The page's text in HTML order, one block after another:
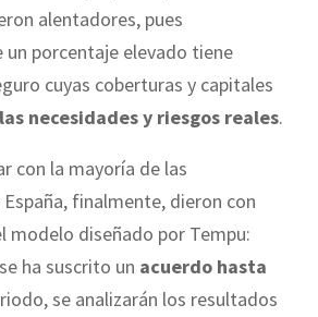
alentadores, pues
un porcentaje elevado tiene
cuyas coberturas y capitales
necesidades y riesgos reales.
con la mayoría de las
finalmente, dieron con
modelo diseñado por Tempu:
ha suscrito un acuerdo hasta
se analizarán los resultados